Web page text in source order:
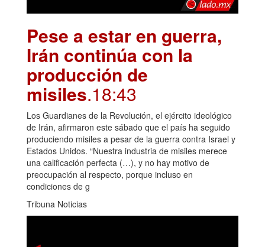
Pese a estar en guerra,
Irán continúa con la
producción de
misiles.18:43
Los Guardianes de la Revolución, el ejército ideológico
de Irán, afirmaron este sábado que el país ha seguido
produciendo misiles a pesar de la guerra contra Israel y
Estados Unidos. “Nuestra industria de misiles merece
una calificación perfecta (…), y no hay motivo de
preocupación al respecto, porque incluso en
condiciones de g
Tribuna Noticias